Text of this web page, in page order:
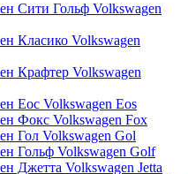
Volkswagen
Volkswagen
Volkswagen
Volkswagen Eos
Volkswagen Fox
Volkswagen Gol
Volkswagen Golf
Volkswagen Jetta